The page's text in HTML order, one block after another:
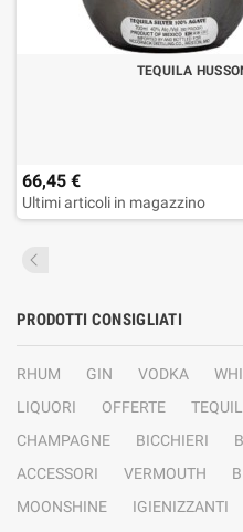
TEQUILA
66,45 €
Ultimi articoli in magazzino
PRODOTTI CONSIGLIATI
RHUM GIN VODKA
LIQUORI
OFFERTE
CHAMPAGNE
BICCHIERI
ACCESSORI
VERMOUTH
MOONSHINE
IGIENIZZANTI